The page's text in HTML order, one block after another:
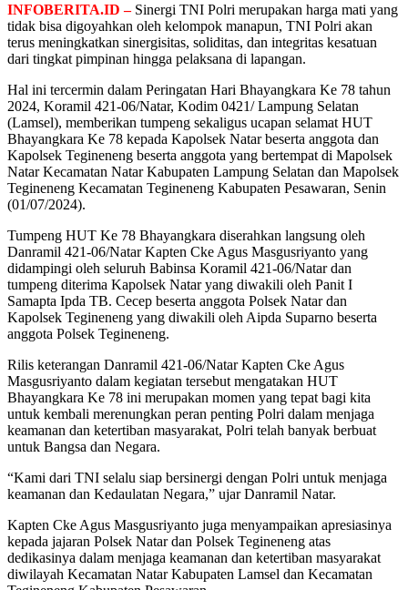
INFOBERITA.ID – Sinergi TNI Polri merupakan harga mati yang
tidak bisa digoyahkan oleh kelompok manapun, TNI Polri akan
terus meningkatkan sinergisitas, soliditas, dan integritas kesatuan
dari tingkat pimpinan hingga pelaksana di lapangan.
Hal ini tercermin dalam Peringatan Hari Bhayangkara Ke 78 tahun
2024, Koramil 421-06/Natar, Kodim 0421/ Lampung Selatan
(Lamsel), memberikan tumpeng sekaligus ucapan selamat HUT
Bhayangkara Ke 78 kepada Kapolsek Natar beserta anggota dan
Kapolsek Tegineneng beserta anggota yang bertempat di Mapolsek
Natar Kecamatan Natar Kabupaten Lampung Selatan dan Mapolsek
Tegineneng Kecamatan Tegineneng Kabupaten Pesawaran, Senin
(01/07/2024).
Tumpeng HUT Ke 78 Bhayangkara diserahkan langsung oleh
Danramil 421-06/Natar Kapten Cke Agus Masgusriyanto yang
didampingi oleh seluruh Babinsa Koramil 421-06/Natar dan
tumpeng diterima Kapolsek Natar yang diwakili oleh Panit I
Samapta Ipda TB. Cecep beserta anggota Polsek Natar dan
Kapolsek Tegineneng yang diwakili oleh Aipda Suparno beserta
anggota Polsek Tegineneng.
Rilis keterangan Danramil 421-06/Natar Kapten Cke Agus
Masgusriyanto dalam kegiatan tersebut mengatakan HUT
Bhayangkara Ke 78 ini merupakan momen yang tepat bagi kita
untuk kembali merenungkan peran penting Polri dalam menjaga
keamanan dan ketertiban masyarakat, Polri telah banyak berbuat
untuk Bangsa dan Negara.
“Kami dari TNI selalu siap bersinergi dengan Polri untuk menjaga
keamanan dan Kedaulatan Negara,” ujar Danramil Natar.
Kapten Cke Agus Masgusriyanto juga menyampaikan apresiasinya
kepada jajaran Polsek Natar dan Polsek Tegineneng atas
dedikasinya dalam menjaga keamanan dan ketertiban masyarakat
diwilayah Kecamatan Natar Kabupaten Lamsel dan Kecamatan